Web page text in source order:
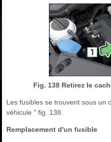
Fig. 138 Retirez le
Les fusibles se trouvent sous un
véhicule " fig. 138.
Remplacement d'un fusible